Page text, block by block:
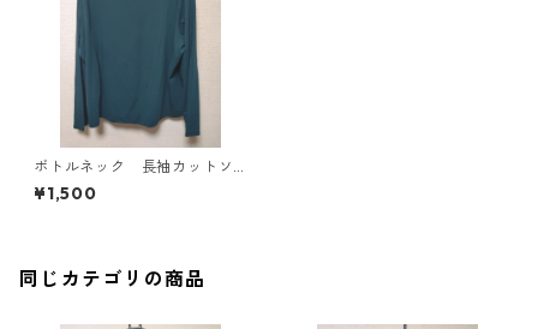
ボトルネック 長袖カットソ
ー ４Ｌ ティールグリー
ン KAE-4812
¥1,500
同じカテゴリの商品